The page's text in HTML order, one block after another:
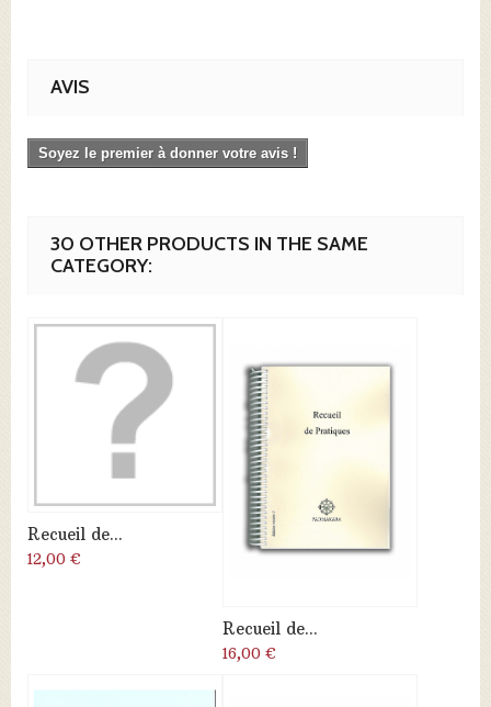
AVIS
Soyez le premier à donner votre avis !
30 OTHER PRODUCTS IN THE SAME
CATEGORY:
Recueil de...
12,00 €
Recueil de...
16,00 €